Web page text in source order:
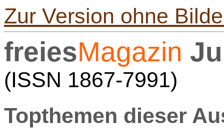
Zur Version ohne
freiesMagazin
(ISSN 1867-7991)
Topthemen dieser